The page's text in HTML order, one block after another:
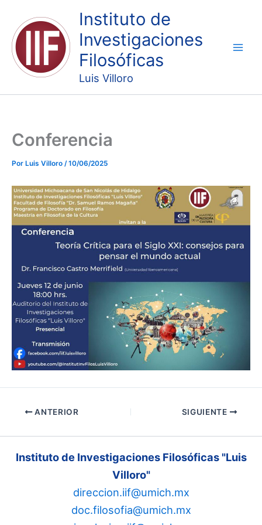
contenido
Instituto de
Investigaciones
Filosóficas
Luis Villoro
Conferencia
Por Luis Villoro /10/06/2025
ANTERIOR SIGUIENTE
Instituto de Investigaciones Filosóficas "Luis
Villoro"
direccion.iif@umich.mx
doc.filosofia@umich.mx